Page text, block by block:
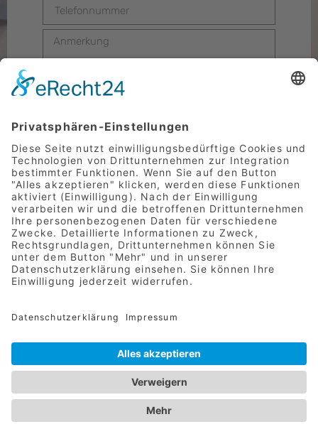
Senden
DESIGN & UMSETZUNG WWW.METROPOL-
PROMOTION.DE
IMPRESSUM |DATENSCHUTZ